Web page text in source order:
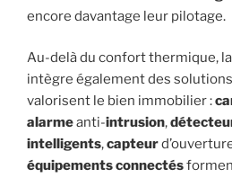
encore davantage leur pilotage.
Au-delà du confort thermique, la
intègre également des
valorisent le bien immobilier :
alarmeanti-intrusion,
intelligents,capteur
équipements connectés